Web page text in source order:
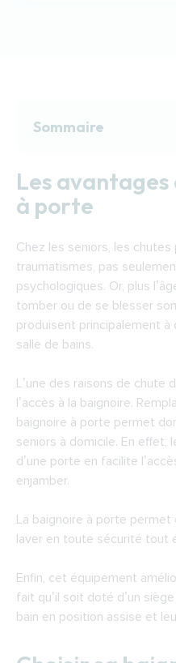
Sommaire
Choisir sa baignoire
Les aides pour
Trouver un expert
avec porte à Tours
Les
à porte
Chez les seniors, les
traumatismes, pas
psychologiques. Or, plus
tomber ou de se blesser
produisent principalement à
salle de bains.
L’une des raisons de chute
l’accès à la baignoire.
baignoire à porte permet
seniors à domicile. En effet,
d’une porte en facilite
enjamber.
La baignoire à porte
laver en toute sécurité tout
Enfin, cet équipement
fait qu’il soit doté d’un
bain en position assise et